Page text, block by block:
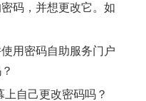
码，并想更改它。如
用密码自助服务门户
自己更改密码吗？